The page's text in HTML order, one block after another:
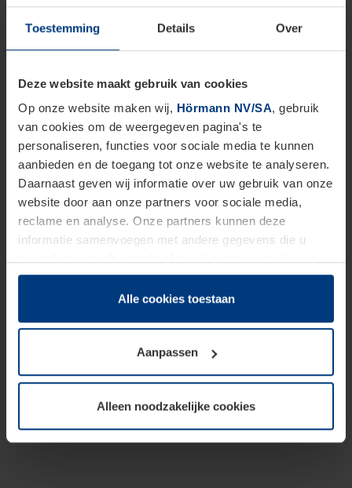
Toestemming Details Over
Deze website maakt gebruik van cookies
Op onze website maken wij, Hörmann NV/SA, gebruik
van cookies om de weergegeven pagina's te
personaliseren, functies voor sociale media te kunnen
aanbieden en de toegang tot onze website te analyseren.
Daarnaast geven wij informatie over uw gebruik van onze
website door aan onze partners voor sociale media,
reclame en analyse. Onze partners kunnen deze
informatie samenvoegen met andere gegevens die u
hun diensten hebben verzameld.
Juridisch hebben wij het recht om cookies op uw
van deze pagina's absoluut vereist is. Voor alle andere
soorten cookies is uw toestemming benodigd. Uw
toestemming kunt u op elk moment bij de uitleg van de
wijzigen of herroepen.
Alle cookies toestaan
Aanpassen
Alleen noodzakelijke cookies